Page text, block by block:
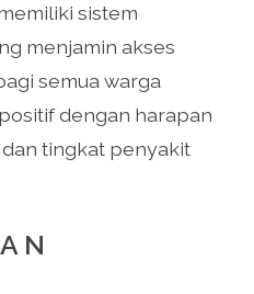
sistem
menjamin akses
semua warga
dengan harapan
tingkat penyakit